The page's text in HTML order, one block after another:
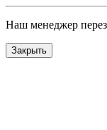
Наш менеджер
Закрыть